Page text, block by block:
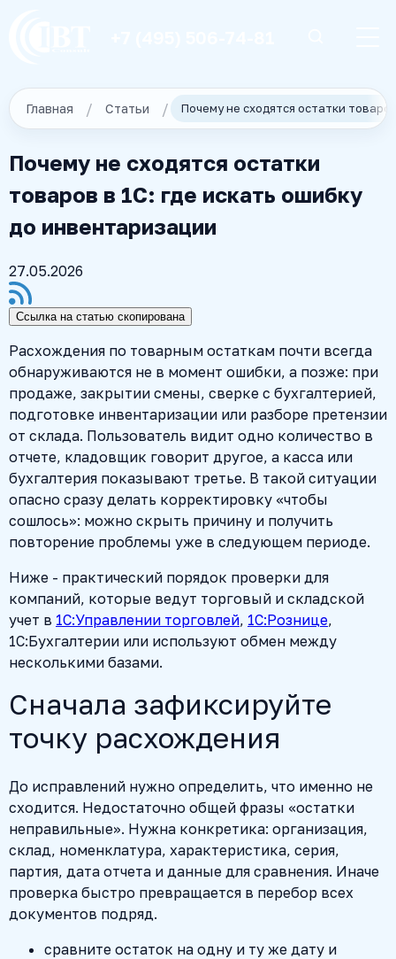
Главная Статьи
Почему не сходятся остатки
товаров в 1С: где искать ошибку
до инвентаризации
27.05.2026
Ссылка на статью скопирована
Расхождения по товарным остаткам почти всегда
обнаруживаются не в момент ошибки, а позже: при
продаже, закрытии смены, сверке с бухгалтерией,
подготовке инвентаризации или разборе претензии
от склада. Пользователь видит одно количество в
отчете, кладовщик говорит другое, а касса или
бухгалтерия показывают третье. В такой ситуации
опасно сразу делать корректировку «чтобы
сошлось»: можно скрыть причину и получить
повторение проблемы уже в следующем периоде.
Ниже - практический порядок проверки для
компаний, которые ведут торговый и складской
учет в 1С:Управлении торговлей, 1С:Рознице,
1С:Бухгалтерии или используют обмен между
несколькими базами.
Сначала зафиксируйте
точку расхождения
До исправлений нужно определить, что именно не
сходится. Недостаточно общей фразы «остатки
неправильные». Нужна конкретика: организация,
склад, номенклатура, характеристика, серия,
партия, дата отчета и данные для сравнения. Иначе
проверка быстро превращается в перебор всех
документов подряд.
сравните остаток на одну и ту же дату и